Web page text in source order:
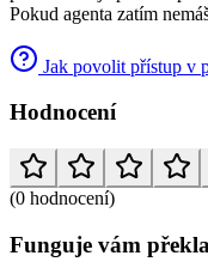
Pokud agenta zatím
Jak povolit přístup v
Hodnocení
(0 hodnocení)
Funguje vám